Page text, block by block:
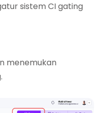
sistem CI gating
menemukan